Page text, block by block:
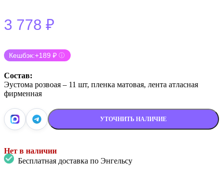
3 778 ₽
Кешбэк:+189 ₽ ⓘ
Состав:
Эустома розвоая – 11 шт, пленка матовая, лента атласная
фирменная
УТОЧНИТЬ НАЛИЧИЕ
Нет в наличии
Бесплатная доставка по Энгельсу